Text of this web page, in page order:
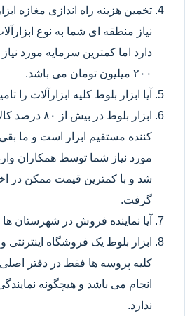
تخمین هزینه راه اندازی مغازه
نیاز منطقه ای شما به نوع
دارد اما کمترین سرمایه مورد
۲۰۰ میلیون تومان می باشد.
آیا ابزار بلوط کلیه ابزارآلات را
ابزار بلوط در
کننده مستقیم ابزار است و ما بقی
مورد نیاز شما توسط همکاران
شد و با کمترین قیمت ممکن در
گرفت.
آیا نماینده فروش در شهرستان ها
ابزار بلوط یک فروشگاه
کلیه پروسه ها فقط در دفتر
انجام می باشد و هیچگونه
ندارد.